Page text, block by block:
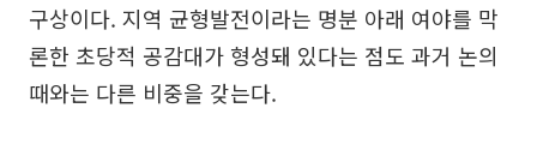
구상이다. 지역 균형발전이라는 명분 아래 여야를 막
론한 초당적 공감대가 형성돼 있다는 점도 과거 논의
때와는 다른 비중을 갖는다.